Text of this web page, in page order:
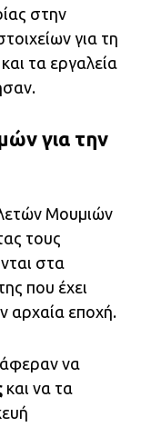
στην
για τη
τα εργαλεία
για την
Μουμιών
τους
στα
που έχει
αρχαία εποχή.
να
και να τα